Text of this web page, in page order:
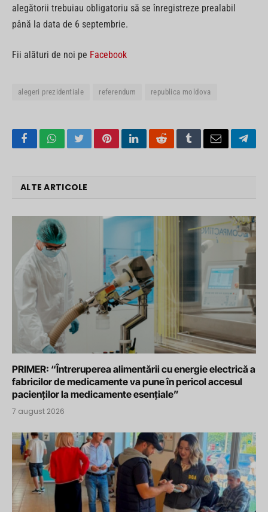
alegătorii trebuiau obligatoriu să se înregistreze prealabil
până la data de 6 septembrie.
Fii alături de noi pe Facebook
alegeri prezidentiale referendum republica moldova
FacebookWhatsApp
TwitterPinterestLinkedInRedditTumblrEmail
ALTE ARTICOLE
PRIMER: “Întreruperea alimentării cu energie electrică a
fabricilor de medicamente va pune în pericol accesul
pacienților la medicamente esențiale”
7 august 2026